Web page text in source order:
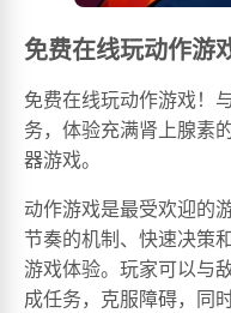
免费在线玩动作游
免费在线玩动作游戏！
务，体验充满肾上腺素
器游戏。
动作游戏是最受欢迎的
节奏的机制、快速决策
游戏体验。玩家可以与
成任务，克服障碍，同